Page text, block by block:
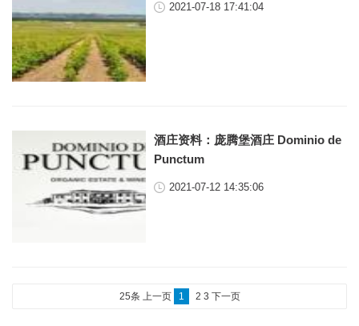
2021-07-18 17:41:04
酒庄资料：庞腾堡酒庄 Dominio de
Punctum
2021-07-12 14:35:06
25条 上一页 1 2 3 下一页